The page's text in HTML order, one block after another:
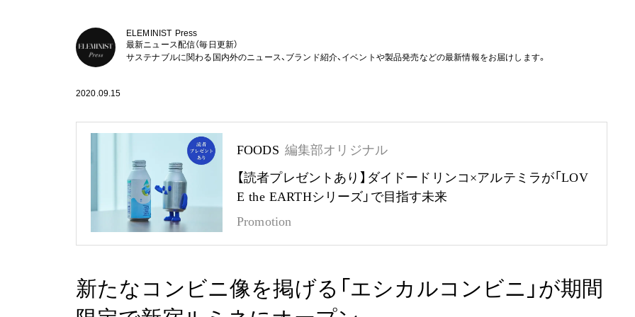
ELEMINIST Press
最新ニュース配信（毎日更新）
サステナブルに関わる国内外のニュース、ブランド紹介、イベントや製品発売などの最新情報をお届けします。
2020.09.15
FOODS 編集部オリジナル
【読者プレゼントあり】ダイドードリンコ×アルテミラが「LOV
E the EARTHシリーズ」で目指す未来
Promotion
新たなコンビニ像を掲げる「エシカルコンビニ」が期間